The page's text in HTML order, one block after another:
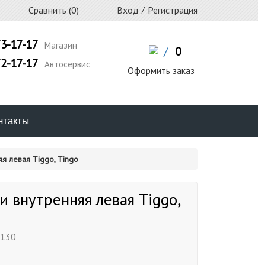
Сравнить (0) Вход / Регистрация
17-17 Магазин
17-17 Автосервис
/ 0
Оформить заказ
левая Tiggo, Tingo
внутренняя левая Tiggo,